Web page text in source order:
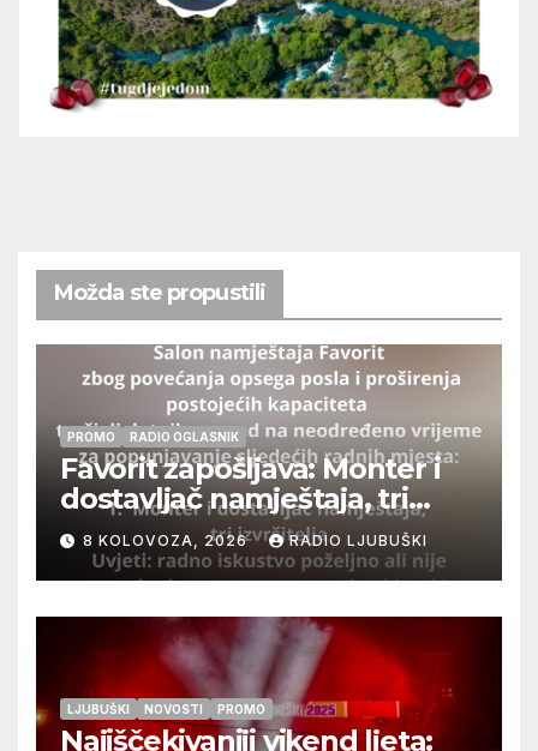
Možda ste propustili
PROMO RADIO OGLASNIK
Favorit zapošljava: Monter i
dostavljač namještaja, tri
izvršitelja
8 KOLOVOZA, 2026 RADIO LJUBUŠKI
LJUBUŠKI NOVOSTI PROMO
Najiščekivaniji vikend ljeta: